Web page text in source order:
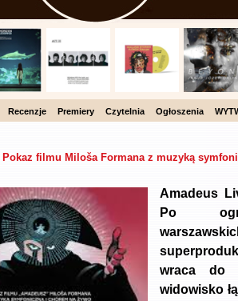
Recenzje Premiery Czytelnia Ogłoszenia
Pokaz filmu Miloša Formana z muzyką
Amadeus
Po
wraca do
widowisko